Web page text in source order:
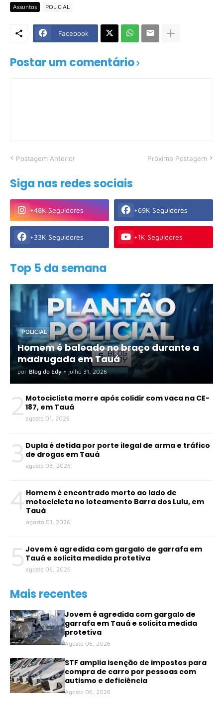
Assuntos POLICIAL
Facebook
Postar um comentário
Postagem Anterior Próxima Postagem
Siga nas redes sociais
+48K Seguidores +69K Seguidores
+33K Seguidores +1K Seguidores
Top 5 da semana
POLICIAL
Homem é baleado no braço durante a
madrugada em Tauá
por Blog do Edy • julho 31, 2026
2 Motociclista morre após colidir com vaca na CE-
187, em Tauá
agosto 01, 2026
3 Dupla é detida por porte ilegal de arma e tráfico
de drogas em Tauá
agosto 03, 2026
4 Homem é encontrado morto ao lado de
motocicleta no loteamento Barra dos Lulu, em
Tauá
agosto 01, 2026
5 Jovem é agredida com gargalo de garrafa em
Tauá e solicita medida protetiva
agosto 06, 2026
Mais recentes
Jovem é agredida com gargalo de
garrafa em Tauá e solicita medida
protetiva
Agosto 06, 2026
STF amplia isenção de impostos para
compra de carro por pessoas com
autismo e deficiência
Agosto 06, 2026